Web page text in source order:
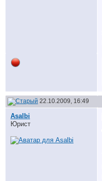
22.10.2009, 16:49
Asalbi
Юрист